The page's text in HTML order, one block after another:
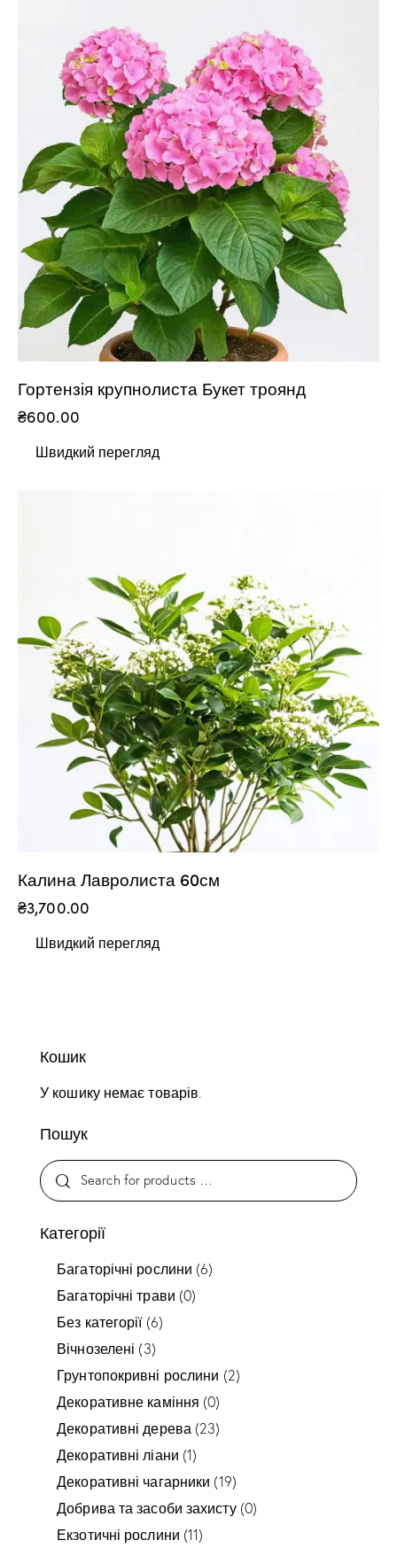
Гортензія крупнолиста Букет троянд
₴600.00
Швидкий перегляд
Калина Лавролиста 60см
₴3,700.00
Швидкий перегляд
Кошик
У кошику немає товарів.
Пошук
Категорії
Багаторічні рослини (6)
Багаторічні трави (0)
Без категорії (6)
Вічнозелені (3)
Грунтопокривні рослини (2)
Декоративне каміння (0)
Декоративні дерева (23)
Декоративні ліани (1)
Декоративні чагарники (19)
Добрива та засоби захисту (0)
Екзотичні рослини (11)